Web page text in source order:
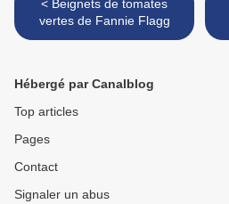
< Beignets de tomates
vertes de Fannie Flagg
Hébergé par Canalblog
Top articles
Pages
Contact
Signaler un abus